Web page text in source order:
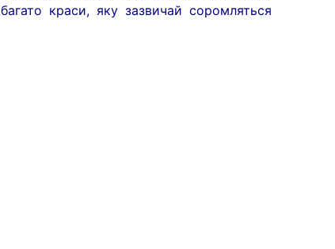
краси, яку зазвичай соромляться